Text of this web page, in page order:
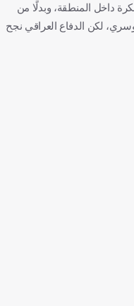
بالكرة داخل المنطقة، وبدلًا من
لكن الدفاع العراقي نجح